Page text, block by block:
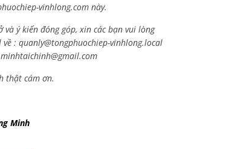
vinhlong.com này.
và ý kiến đóng góp, xin các bạn vui lòng
về : quanly@tongphuochiep-vinhlong.local
minhtaichinh@gmail.com
thật cám ơn.
Minh